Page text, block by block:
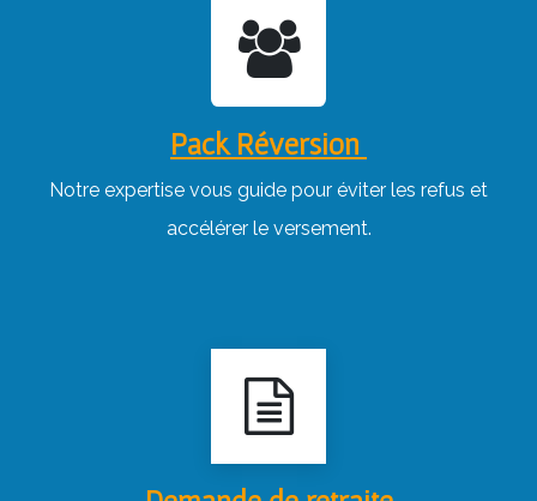
Pack Réversion
Notre expertise vous guide pour éviter les refus et
accélérer le versement.